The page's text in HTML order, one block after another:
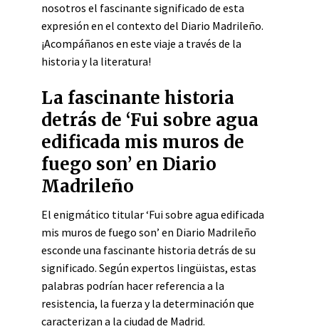
nosotros el fascinante significado de esta
expresión en el contexto del Diario Madrileño.
¡Acompáñanos en este viaje a través de la
historia y la literatura!
La fascinante historia
detrás de ‘Fui sobre agua
edificada mis muros de
fuego son’ en Diario
Madrileño
El enigmático titular ‘Fui sobre agua edificada
mis muros de fuego son’ en Diario Madrileño
esconde una fascinante historia detrás de su
significado. Según expertos lingüistas, estas
palabras podrían hacer referencia a la
resistencia, la fuerza y la determinación que
caracterizan a la ciudad de Madrid.